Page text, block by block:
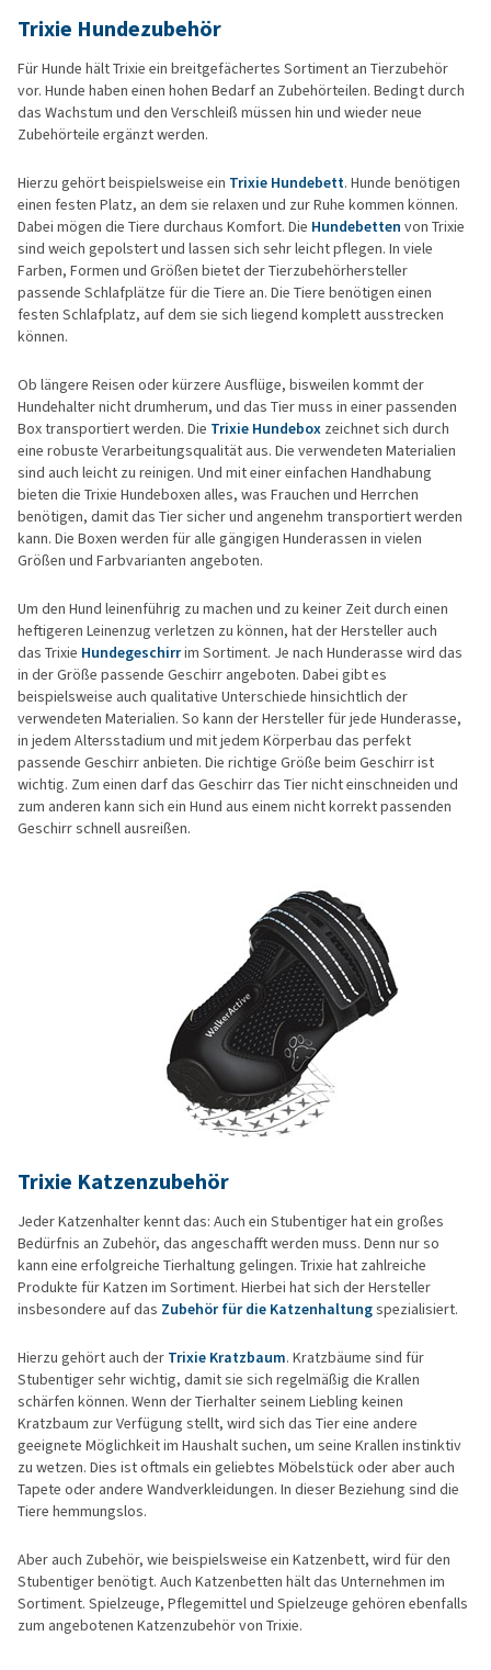
Trixie Hundezubehör
Für Hunde hält Trixie ein breitgefächertes Sortiment an Tierzubehör
vor. Hunde haben einen hohen Bedarf an Zubehörteilen. Bedingt durch
das Wachstum und den Verschleiß müssen hin und wieder neue
Zubehörteile ergänzt werden.
Hierzu gehört beispielsweise ein Trixie Hundebett. Hunde benötigen
einen festen Platz, an dem sie relaxen und zur Ruhe kommen können.
Dabei mögen die Tiere durchaus Komfort. Die Hundebetten von Trixie
sind weich gepolstert und lassen sich sehr leicht pflegen. In viele
Farben, Formen und Größen bietet der Tierzubehörhersteller
passende Schlafplätze für die Tiere an. Die Tiere benötigen einen
festen Schlafplatz, auf dem sie sich liegend komplett ausstrecken
können.
Ob längere Reisen oder kürzere Ausflüge, bisweilen kommt der
Hundehalter nicht drumherum, und das Tier muss in einer passenden
Box transportiert werden. Die Trixie Hundebox zeichnet sich durch
eine robuste Verarbeitungsqualität aus. Die verwendeten Materialien
sind auch leicht zu reinigen. Und mit einer einfachen Handhabung
bieten die Trixie Hundeboxen alles, was Frauchen und Herrchen
benötigen, damit das Tier sicher und angenehm transportiert werden
kann. Die Boxen werden für alle gängigen Hunderassen in vielen
Größen und Farbvarianten angeboten.
Um den Hund leinenführig zu machen und zu keiner Zeit durch einen
heftigeren Leinenzug verletzen zu können, hat der Hersteller auch
das Trixie Hundegeschirrim Sortiment. Je nach Hunderasse wird das
in der Größe passende Geschirr angeboten. Dabei gibt es
beispielsweise auch qualitative Unterschiede hinsichtlich der
verwendeten Materialien. So kann der Hersteller für jede Hunderasse,
in jedem Altersstadium und mit jedem Körperbau das perfekt
passende Geschirr anbieten. Die richtige Größe beim Geschirr ist
wichtig. Zum einen darf das Geschirr das Tier nicht einschneiden und
zum anderen kann sich ein Hund aus einem nicht korrekt passenden
Geschirr schnell ausreißen.
Trixie Katzenzubehör
Jeder Katzenhalter kennt das: Auch ein Stubentiger hat ein großes
Bedürfnis an Zubehör, das angeschafft werden muss. Denn nur so
kann eine erfolgreiche Tierhaltung gelingen. Trixie hat zahlreiche
Produkte für Katzen im Sortiment. Hierbei hat sich der Hersteller
insbesondere auf das Zubehör für die Katzenhaltungspezialisiert.
Hierzu gehört auch der Trixie Kratzbaum. Kratzbäume sind für
Stubentiger sehr wichtig, damit sie sich regelmäßig die Krallen
schärfen können. Wenn der Tierhalter seinem Liebling keinen
Kratzbaum zur Verfügung stellt, wird sich das Tier eine andere
geeignete Möglichkeit im Haushalt suchen, um seine Krallen instinktiv
zu wetzen. Dies ist oftmals ein geliebtes Möbelstück oder aber auch
Tapete oder andere Wandverkleidungen. In dieser Beziehung sind die
Tiere hemmungslos.
Aber auch Zubehör, wie beispielsweise ein Katzenbett, wird für den
Stubentiger benötigt. Auch Katzenbetten hält das Unternehmen im
Sortiment. Spielzeuge, Pflegemittel und Spielzeuge gehören ebenfalls
zum angebotenen Katzenzubehör von Trixie.